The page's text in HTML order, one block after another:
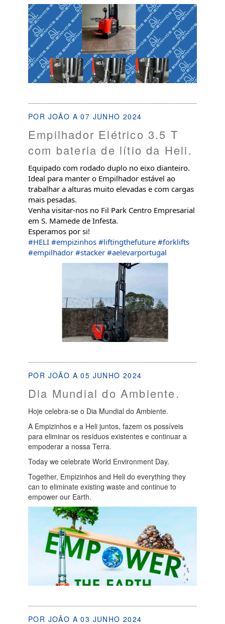
POR JOÃO A 07 JUNHO 2024
Empilhador Elétrico 3.5 T
com bateria de lítio da Heli.
Equipado com rodado duplo no eixo dianteiro.
Ideal para manter o Empilhador estável ao
trabalhar a alturas muito elevadas e com cargas
mais pesadas.
Venha visitar-nos no Fil Park Centro Empresarial
em S. Mamede de Infesta.
Esperamos por si!
#HELI #empizinhos #liftingthefuture #forklifts
#empilhador #stacker #aelevarportugal
POR JOÃO A 05 JUNHO 2024
Dia Mundial do Ambiente.
Hoje celebra-se o Dia Mundial do Ambiente.
A Empizinhos e a Heli juntos, fazem os possíveis
para eliminar os resíduos existentes e continuar a
empoderar a nossa Terra.
Today we celebrate World Environment Day.
Together, Empizinhos and Heli do everything they
can to eliminate existing waste and continue to
empower our Earth.
POR JOÃO A 03 JUNHO 2024